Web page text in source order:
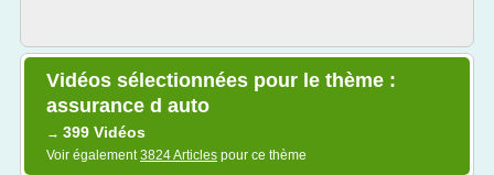
Vidéos sélectionnées pour le thème :
assurance d auto
→ 399 Vidéos
Voir également3824 Articles pour ce thème